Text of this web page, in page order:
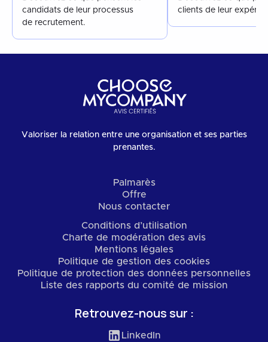
candidats de leur processus
de recrutement.
clients de leur
Valoriser la relation entre une organisation et ses parties
prenantes.
Palmarès
Offre
Nous contacter
Conditions d’utilisation
Charte de modération des avis
Mentions légales
Politique de gestion des cookies
Politique de protection des données personnelles
Liste des rapports du comité de mission
Retrouvez-nous sur :
LinkedIn